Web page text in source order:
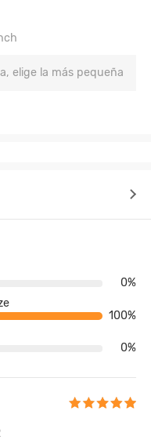
elige la más pequeña
0%
100%
0%